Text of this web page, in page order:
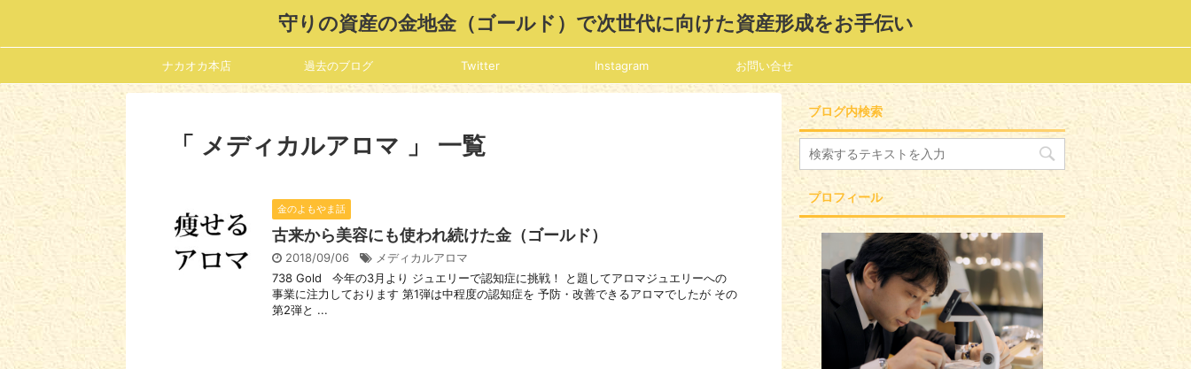
守りの資産の金地金（ゴールド）で次世代に向けた資産形成をお手伝い
ナカオカ本店 過去のブログ Twitter Instagram お問い合せ
「 メディカルアロマ 」 一覧
金のよもやま話
古来から美容にも使われ続けた金（ゴールド）
2018/09/06
メディカルアロマ
738 Gold 今年の3月より ジュエリーで認知症に挑戦！ と題してアロマジュエリーへの
事業に注力しております 第1弾は中程度の認知症を 予防・改善できるアロマでしたが その
第2弾と ...
ブログ内検索
プロフィール